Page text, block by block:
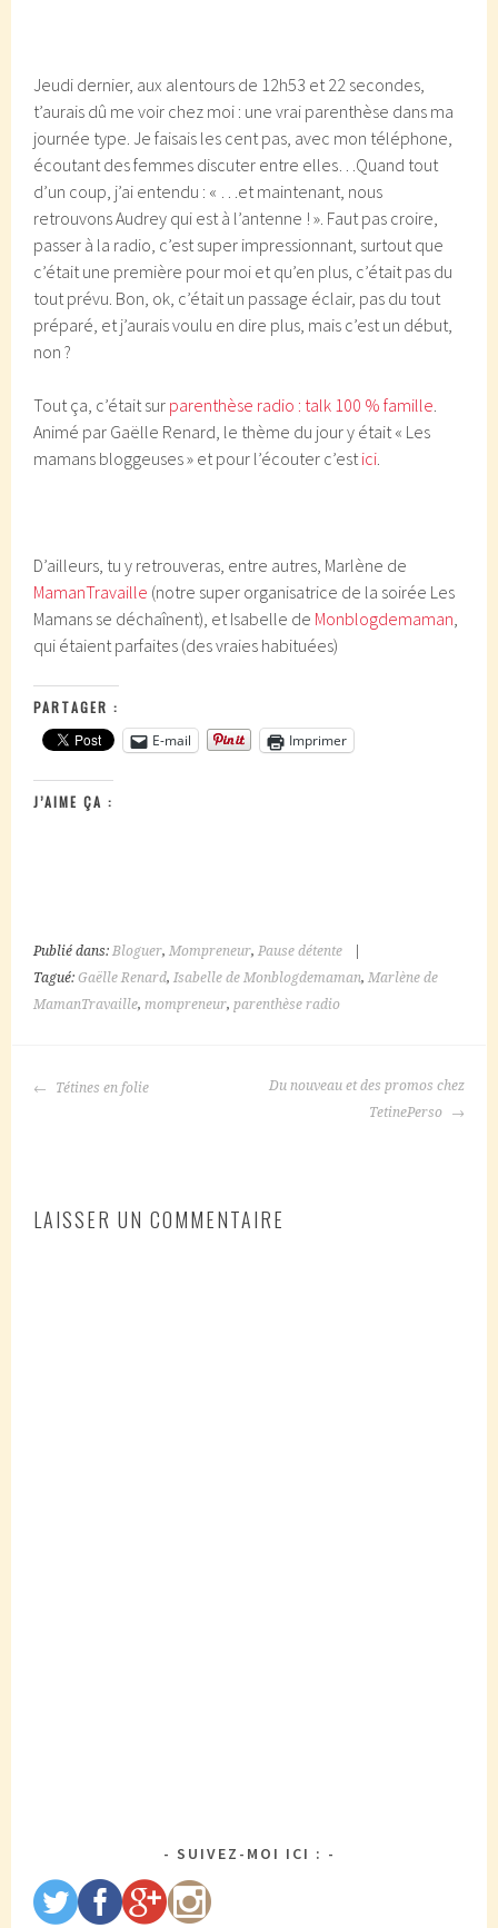
Jeudi dernier, aux alentours de 12h53 et 22 secondes,
t’aurais dû me voir chez moi : une vrai parenthèse dans ma
journée type. Je faisais les cent pas, avec mon téléphone,
écoutant des femmes discuter entre elles…Quand tout
d’un coup, j’ai entendu : « …et maintenant, nous
retrouvons Audrey qui est à l’antenne ! ». Faut pas croire,
passer à la radio, c’est super impressionnant, surtout que
c’était une première pour moi et qu’en plus, c’était pas du
tout prévu. Bon, ok, c’était un passage éclair, pas du tout
préparé, et j’aurais voulu en dire plus, mais c’est un début,
non ?
Tout ça, c’était sur parenthèse radio : talk 100 % famille.
Animé par Gaëlle Renard, le thème du jour y était « Les
mamans bloggeuses » et pour l’écouter c’estici.
D’ailleurs, tu y retrouveras, entre autres, Marlène de
MamanTravaille (notre super organisatrice de la soirée Les
Mamans se déchaînent), et Isabelle de Monblogdemaman,
qui étaient parfaites (des vraies habituées)
PARTAGER :
E-mail
Imprimer
J’AIME ÇA :
Publié dans:Bloguer,Mompreneur,Pause détente
Tagué:Gaëlle Renard,Isabelle de Monblogdemaman,Marlène de
MamanTravaille,mompreneur,parenthèse radio
NAVIGATION
Tétines en folie
Du nouveau et des promos chez
TetinePerso
LAISSER UN COMMENTAIRE
SUIVEZ-MOI ICI :